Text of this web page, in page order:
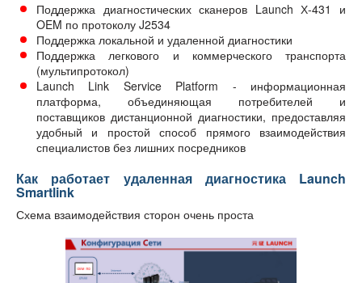
Поддержка диагностических сканеров Launch Х-431 и
OEM по протоколу J2534
Поддержка локальной и удаленной диагностики
Поддержка легкового и коммерческого транспорта
(мультипротокол)
Launch Link Service Platform - информационная
платформа, объединяющая потребителей и
поставщиков дистанционной диагностики, предоставляя
удобный и простой способ прямого взаимодействия
специалистов без лишних посредников
Как работает удаленная диагностика Launch
Smartlink
Схема взаимодействия сторон очень проста